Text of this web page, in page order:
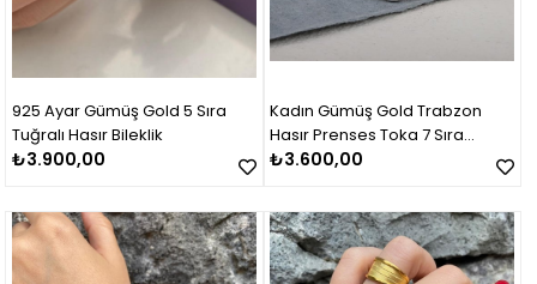
925 Ayar Gümüş Gold 5 Sıra
Tuğralı Hasır Bileklik
₺3.900,00
Kadın Gümüş Gold Trabzon
Hasır Prenses Toka 7 Sıra
Bileklik
₺3.600,00